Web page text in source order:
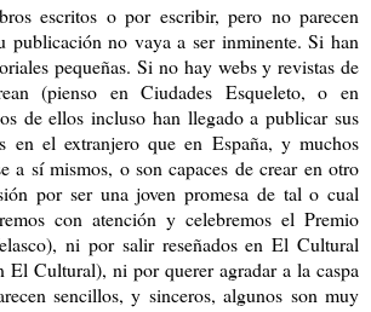
escritos o por escribir, pero no parecen
publicación no vaya a ser inminente. Si han
pequeñas. Si no hay webs y revistas de
(pienso en Ciudades Esqueleto, o en
de ellos incluso han llegado a publicar sus
en el extranjero que en España, y muchos
a sí mismos, o son capaces de crear en otro
por ser una joven promesa de tal o cual
con atención y celebremos el Premio
ni por salir reseñados en El Cultural
El Cultural), ni por querer agradar a la caspa
sencillos, y sinceros, algunos son muy